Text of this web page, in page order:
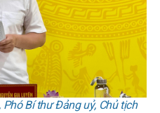
Bí thư Đảng uỷ, Chủ tịch